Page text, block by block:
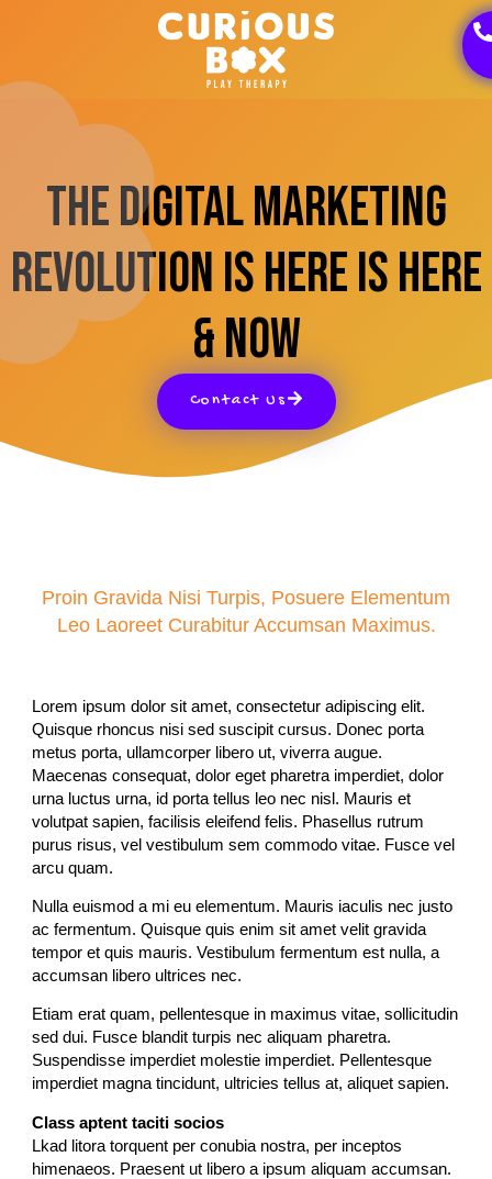
The Digital Marketing
Revolution Is Here Is Here
& Now
Contact Us
Proin Gravida Nisi Turpis, Posuere Elementum
Leo Laoreet Curabitur Accumsan Maximus.
Lorem ipsum dolor sit amet, consectetur adipiscing elit.
Quisque rhoncus nisi sed suscipit cursus. Donec porta
metus porta, ullamcorper libero ut, viverra augue.
Maecenas consequat, dolor eget pharetra imperdiet, dolor
urna luctus urna, id porta tellus leo nec nisl. Mauris et
volutpat sapien, facilisis eleifend felis. Phasellus rutrum
purus risus, vel vestibulum sem commodo vitae. Fusce vel
arcu quam.
Nulla euismod a mi eu elementum. Mauris iaculis nec justo
ac fermentum. Quisque quis enim sit amet velit gravida
tempor et quis mauris. Vestibulum fermentum est nulla, a
accumsan libero ultrices nec.
Etiam erat quam, pellentesque in maximus vitae, sollicitudin
sed dui. Fusce blandit turpis nec aliquam pharetra.
Suspendisse imperdiet molestie imperdiet. Pellentesque
imperdiet magna tincidunt, ultricies tellus at, aliquet sapien.
Class aptent taciti socios
Lkad litora torquent per conubia nostra, per inceptos
himenaeos. Praesent ut libero a ipsum aliquam accumsan.